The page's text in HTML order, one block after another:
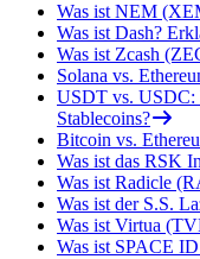
Was ist NEM
Was ist Dash?
Was ist Zcash
Solana vs.
USDT vs. USDC:
Stablecoins?
Bitcoin vs.
Was ist das RSK
Was ist Radicle
Was ist der S.S.
Was ist Virtua
Was ist SPACE